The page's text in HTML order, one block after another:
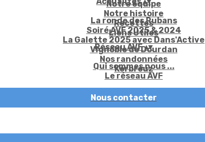
Notre équipe
Notre histoire
Recettes
Liens Utiles
La ronde des Rubans
Soiré AVF 2025 & 2024
La Galette 2025 avec Dans'Active
Vignoble de Dourdan
Nos randonnées
Kerbreuz
Réseau AVF▴▾
Qui sommes nous ...
Le réseau AVF
Nous contacter